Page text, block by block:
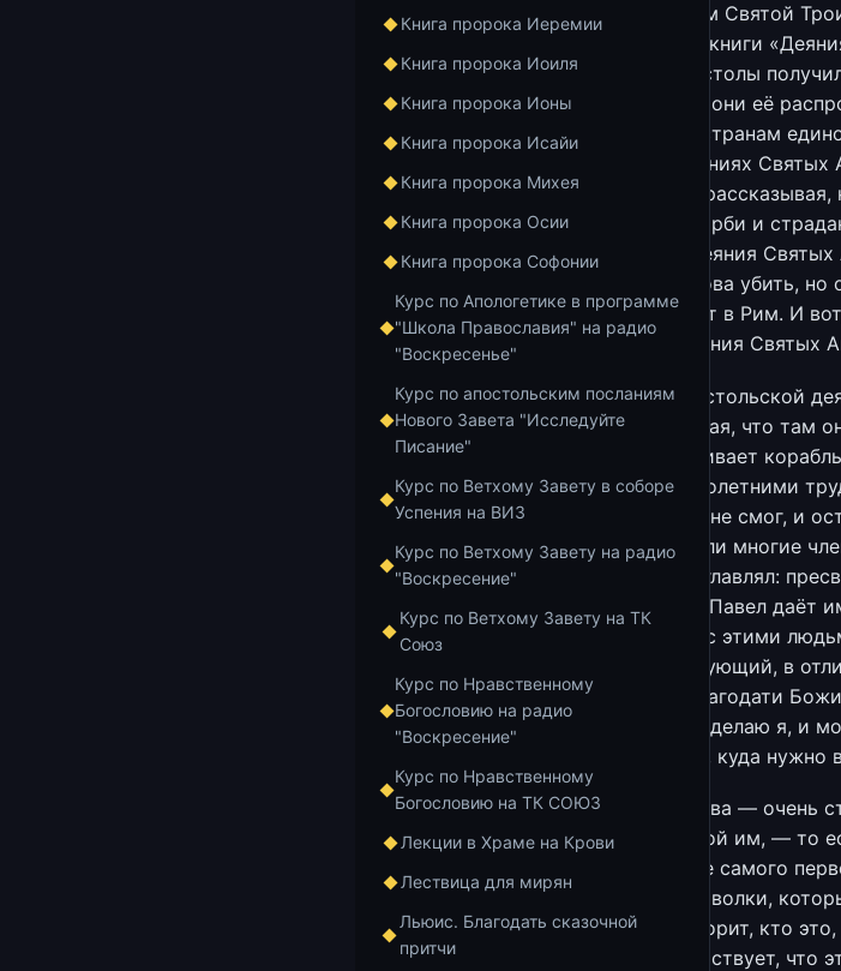
Книга пророка Иеремии
Книга пророка Иоиля
Книга пророка Ионы
Книга пророка Исайи
Книга пророка Михея
Книга пророка Осии
Книга пророка Софонии
Курс по Апологетике в программе
"Школа Православия" на радио
"Воскресенье"
Курс по апостольским посланиям
Нового Завета "Исследуйте
Писание"
Курс по Ветхому Завету в соборе
Успения на ВИЗ
Курс по Ветхому Завету на радио
"Воскресение"
Курс по Ветхому Завету на ТК
Союз
Курс по Нравственному
Богословию на радио
"Воскресение"
Курс по Нравственному
Богословию на ТК СОЮЗ
Лекции в Храме на Крови
Лествица для мирян
Льюис. Благодать сказочной
притчи
каждое воскресенье перед днём Святой
этот день читается отрывок из книги
рассказывается о том, как апостолы
они эту благодать хранили, как они её
проповедью о Христе по всем странам
какого-то времени, книга о деяниях
деятельности апостола Павла,
как он проповедовал, какие скорби и
проповеди. И в конце книги «Деяния
под стражу, пытаются даже снова убить, но
конце концов, его переправляют в Рим. И
Риме заканчивается книга «Деяния Святых
И вот, ещё на излёте своей апостольской
отправляясь в Иерусалим, — зная, что там
его там скорби, — он останавливает
которая была создана его многолетними
Конечно, сам Эфес он посетить не смог, и
Мелит. Туда, в этот город пришли многие
числе и те, кто общину эту возглавлял:
с ними, совершив Евхаристию, Павел даёт
не переживая о том, что́ будет с этими
он же, всё-таки, апостол, и верующий, в
говорит: «Я предаю вас всех благодати
гораздо больше, чем сделал и сделаю я, и
исцелить, и направить вас туда, куда нужно
Потом он говорит им такие слова — очень
обращаясь к общине, основанной им, — то
— только христиане, христиане самого
говорит: «Из вас самих выйдут волки,
будут губить людей». Он не говорит, кто
делать, — но он ясно свидетельствует, что